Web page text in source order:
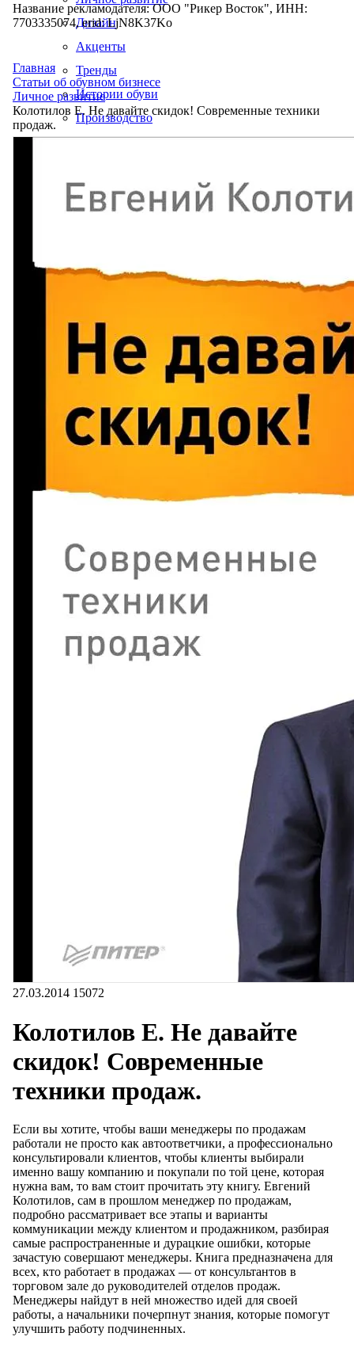
Дизайн
Акценты
Тренды
Истории обуви
Производство
Название рекламодателя: ООО "Рикер Восток", ИНН:
7703335074, erid: LjN8K37Ko
Главная
Статьи об обувном бизнесе
Личное развитие
Колотилов Е. Не давайте скидок! Современные техники
продаж.
27.03.2014 15072
Колотилов Е. Не давайте
скидок! Современные
техники продаж.
Если вы хотите, чтобы ваши менеджеры по продажам
работали не просто как автоответчики, а профессионально
консультировали клиентов, чтобы клиенты выбирали
именно вашу компанию и покупали по той цене, которая
нужна вам, то вам стоит прочитать эту книгу. Евгений
Колотилов, сам в прошлом менеджер по продажам,
подробно рассматривает все этапы и варианты
коммуникации между клиентом и продажником, разбирая
самые распространенные и дурацкие ошибки, которые
зачастую совершают менеджеры. Книга предназначена для
всех, кто работает в продажах — от консультантов в
торговом зале до руководителей отделов продаж.
Менеджеры найдут в ней множество идей для своей
работы, а начальники почерпнут знания, которые помогут
улучшить работу подчиненных.